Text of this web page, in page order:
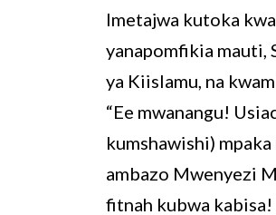
Imetajwa kutoka
yanapomfikia mauti,
ya Kiislamu, na
“Ee mwanangu!
kumshawishi)
ambazo Mwenyezi
fitnah kubwa kabisa!